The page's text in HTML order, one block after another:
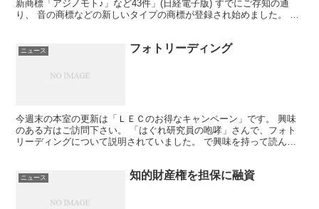
新商標「アジノモト♪」など43件」(日経電子版) すでにご存知の通
り、 音の商標などの新しいタイプの商標が登録され始めました。 色
ニュース フォトリーディング
今週末の本室の更新は「ＬＥＣのお得なキャンペーン」です。 興味
のある方はご訪問下さい。 「はぐれ研究員の咆哮」さんで、フォト
リーディングについて説明されていました。 で興味を持って読んで
ニュース 知的財産権を担保に融資